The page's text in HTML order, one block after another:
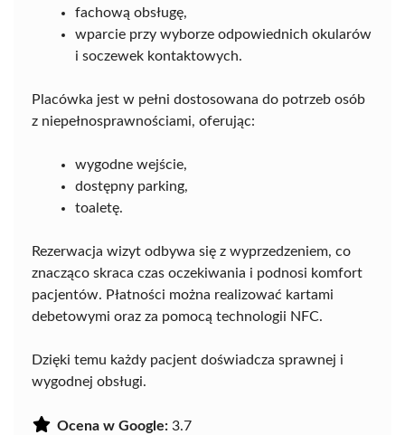
fachową obsługę,
wparcie przy wyborze odpowiednich okularów
i soczewek kontaktowych.
Placówka jest w pełni dostosowana do potrzeb osób
z niepełnosprawnościami, oferując:
wygodne wejście,
dostępny parking,
toaletę.
Rezerwacja wizyt odbywa się z wyprzedzeniem, co
znacząco skraca czas oczekiwania i podnosi komfort
pacjentów. Płatności można realizować kartami
debetowymi oraz za pomocą technologii NFC.
Dzięki temu każdy pacjent doświadcza sprawnej i
wygodnej obsługi.
Ocena w Google: 3.7